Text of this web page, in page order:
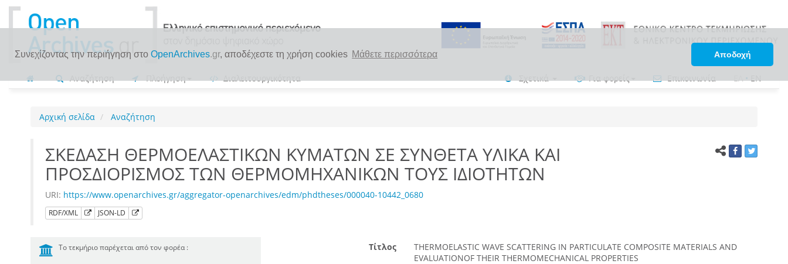
Συνεχίζοντας την περιήγηση στο OpenArchives.gr, αποδέχεστε τη χρήση cookies Μάθετε περισσότερα Αποδοχή
Αναζήτηση Πλοήγηση Διαλειτουργικότητα Σχετικά Για φορείς Επικοινωνία ΕΛ•EN
Αρχική σελίδα Αναζήτηση
ΣΚΕΔΑΣΗ ΘΕΡΜΟΕΛΑΣΤΙΚΩΝ ΚΥΜΑΤΩΝ ΣΕ ΣΥΝΘΕΤΑ ΥΛΙΚΑ ΚΑΙ
ΠΡΟΣΔΙΟΡΙΣΜΟΣ ΤΩΝ ΘΕΡΜΟΜΗΧΑΝΙΚΩΝ ΤΟΥΣ ΙΔΙΟΤΗΤΩΝ
URI: https://www.openarchives.gr/aggregator-openarchives/edm/phdtheses/000040-10442_0680
RDF/XML JSON-LD
Το τεκμήριο παρέχεται από τον φορέα : Τίτλος
THERMOELASTIC WAVE SCATTERING IN PARTICULATE COMPOSITE MATERIALS AND
EVALUATIONOF THEIR THERMOMECHANICAL PROPERTIES